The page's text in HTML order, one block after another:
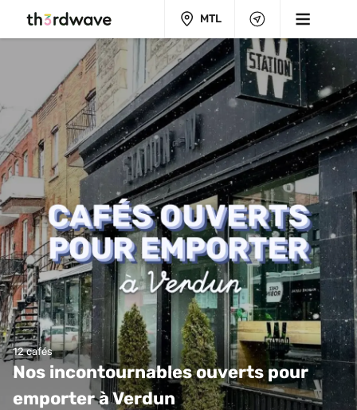
MTL
12 cafés
Nos incontournables ouverts pour
emporter à Verdun